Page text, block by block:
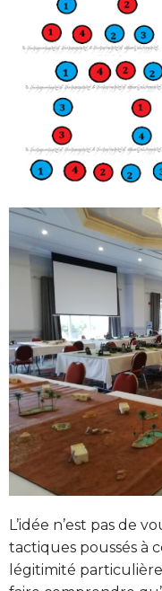
L’idée n’est pas de
tactiques poussés à
légitimité